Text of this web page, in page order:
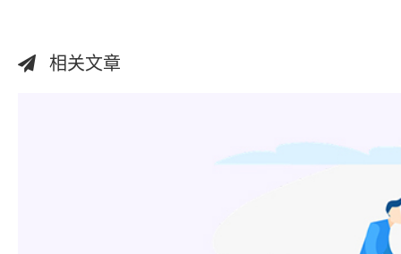
相关文章